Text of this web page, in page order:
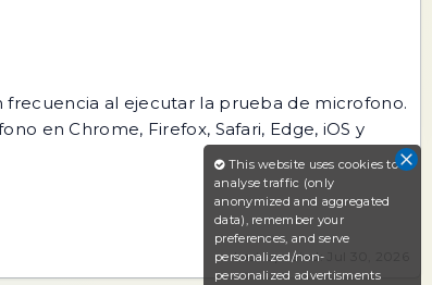
frecuencia al ejecutar la prueba de microfono.
en Chrome, Firefox, Safari, Edge, iOS y
Last updated: Jul 30, 2026
This website uses cookies to
analyse traffic (only
anonymized and aggregated
data), remember your
preferences, and serve
personalized/non-
personalized advertisments